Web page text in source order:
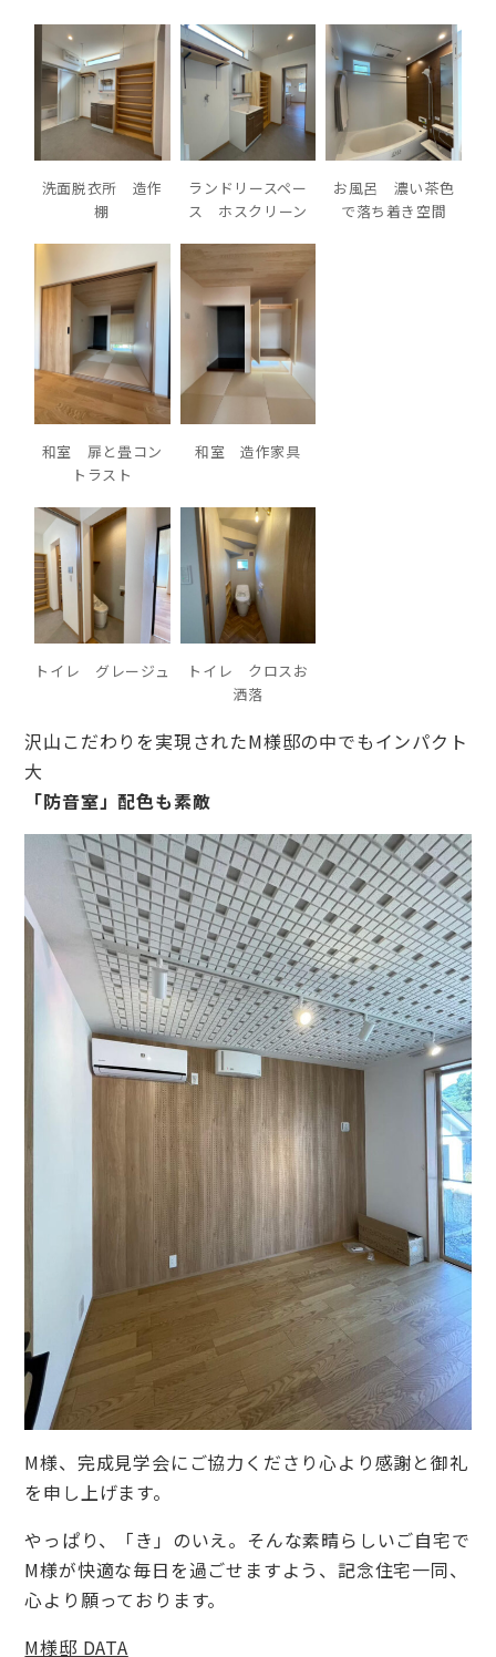
洗面脱衣所 造作
棚
ランドリースペー
ス ホスクリーン
お風呂 濃い茶色
で落ち着き空間
和室 扉と畳コン
トラスト
和室 造作家具
トイレ グレージュ
トイレ クロスお
洒落
沢山こだわりを実現されたM様邸の中でもインパクト
大
「防音室」配色も素敵
M様、完成見学会にご協力くださり心より感謝と御礼
を申し上げます。
やっぱり、「き」のいえ。そんな素晴らしいご自宅で
M様が快適な毎日を過ごせますよう、記念住宅一同、
心より願っております。
M様邸 DATA